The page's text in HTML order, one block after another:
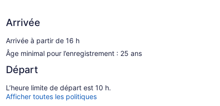
Arrivée
Arrivée à partir de 16 h
Âge minimal pour l’enregistrement : 25 ans
Départ
L’heure limite de départ est 10 h.
Afficher toutes les politiques